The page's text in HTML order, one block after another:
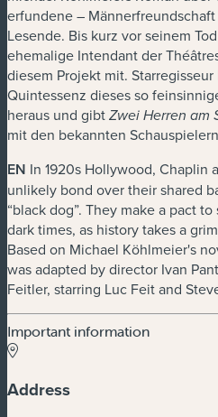
erfundene –
Lesende. Bis kurz vor seinem
ehemalige Intendant der
diesem Projekt mit.
Quintessenz dieses so
heraus und gibt Zwei Herren am
mit den bekannten
EN In 1920s Hollywood, Chaplin
unlikely bond over their shared
“black dog”. They make a pact
dark times, as history takes a
Based on Michael Köhlmeier's
was adapted by director Ivan
Feitler, starring Luc Feit and
Important information
Address